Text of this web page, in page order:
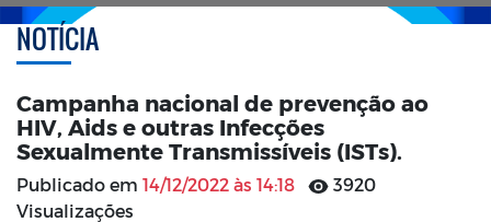
NOTÍCIA
Campanha nacional de prevenção ao
HIV, Aids e outras Infecções
Sexualmente Transmissíveis (ISTs).
Publicado em 14/12/2022 às 14:18
3920
Visualizações